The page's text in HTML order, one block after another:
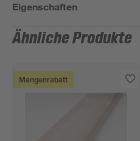
Eigenschaften
Ähnliche Produkte
Mengenrabatt